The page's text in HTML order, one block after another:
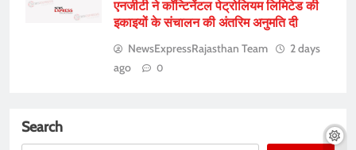
एनजीटी ने कॉन्टिनेंटल पेट्रोलियम लिमिटेड की
इकाइयों के संचालन की अंतरिम अनुमति दी
NewsExpressRajasthan Team
2 days
ago
0
Search